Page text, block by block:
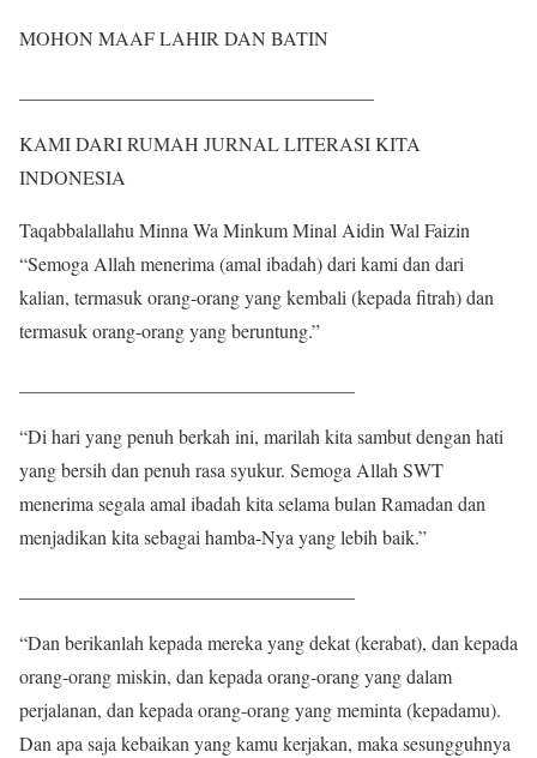
MOHON MAAF LAHIR DAN BATIN
KAMI DARI RUMAH JURNAL LITERASI KITA
INDONESIA
Taqabbalallahu Minna Wa Minkum Minal Aidin Wal Faizin
“Semoga Allah menerima (amal ibadah) dari kami dan dari
kalian, termasuk orang-orang yang kembali (kepada fitrah) dan
termasuk orang-orang yang beruntung.”
“Di hari yang penuh berkah ini, marilah kita sambut dengan hati
yang bersih dan penuh rasa syukur. Semoga Allah SWT
menerima segala amal ibadah kita selama bulan Ramadan dan
menjadikan kita sebagai hamba-Nya yang lebih baik.”
“Dan berikanlah kepada mereka yang dekat (kerabat), dan kepada
orang-orang miskin, dan kepada orang-orang yang dalam
perjalanan, dan kepada orang-orang yang meminta (kepadamu).
Dan apa saja kebaikan yang kamu kerjakan, maka sesungguhnya